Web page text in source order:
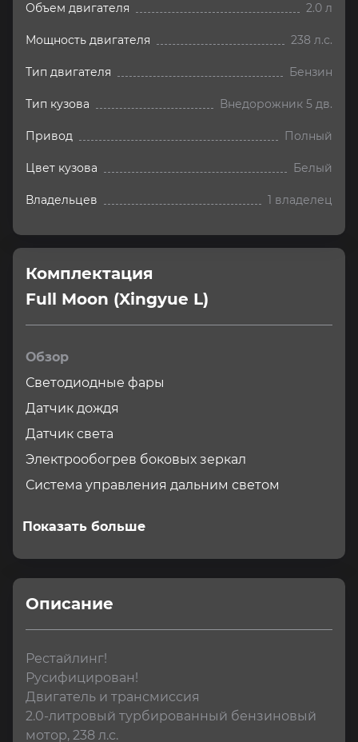
Объем двигателя 2.0 л
Мощность двигателя 238 л.с.
Тип двигателя Бензин
Тип кузова Внедорожник 5 дв.
Привод Полный
Цвет кузова Белый
Владельцев 1 владелец
Комплектация
Full Moon (Xingyue L)
Обзор
Светодиодные фары
Датчик дождя
Датчик света
Электрообогрев боковых зеркал
Система управления дальним светом
Показать больше
Описание
Рестайлинг!
Русифицирован!
Двигатель и трансмиссия
2.0-литровый турбированный бензиновый
мотор, 238 л.с.